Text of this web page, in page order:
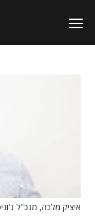
איציק מלכה, מנכ''ל